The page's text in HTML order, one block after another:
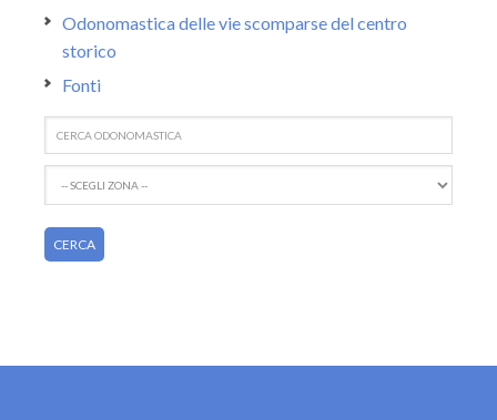
Odonomastica delle vie scomparse del centro
storico
Fonti